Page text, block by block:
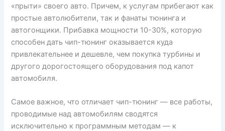
«прыти» своего авто. Причем, к услугам прибегают как
простые автолюбители, так и фанаты тюнинга и
автогонщики. Прибавка мощности 10-30%, которую
способен дать чип-тюнинг оказывается куда
привлекательнее и дешевле, чем покупка турбины и
другого дорогостоящего оборудования под капот
автомобиля.
Самое важное, что отличает чип-тюнинг — все работы,
проводимые над автомобилям сводятся
исключительно к программным методам — к